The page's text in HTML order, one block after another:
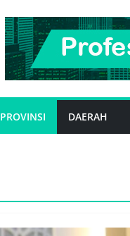
PROVINSI DAERAH